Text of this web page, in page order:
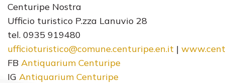
Centuripe Nostra
Ufficio turistico P.zza Lanuvio 28
tel. 0935 919480
ufficioturistico@comune.centuripe.en.it |
FB Antiquarium Centuripe
IG Antiquarium Centuripe